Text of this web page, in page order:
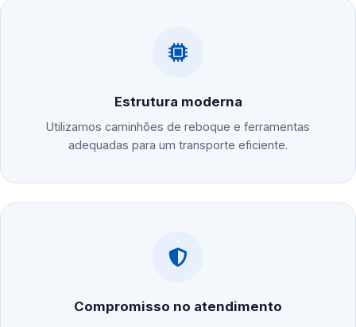
Estrutura moderna
Utilizamos caminhões de reboque e ferramentas
adequadas para um transporte eficiente.
Compromisso no atendimento